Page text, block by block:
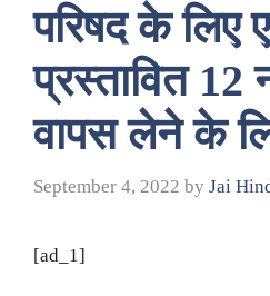
परिषद के लिए
प्रस्तावित 12
वापस लेने के
September 4, 2022 by Jai
[ad_1]